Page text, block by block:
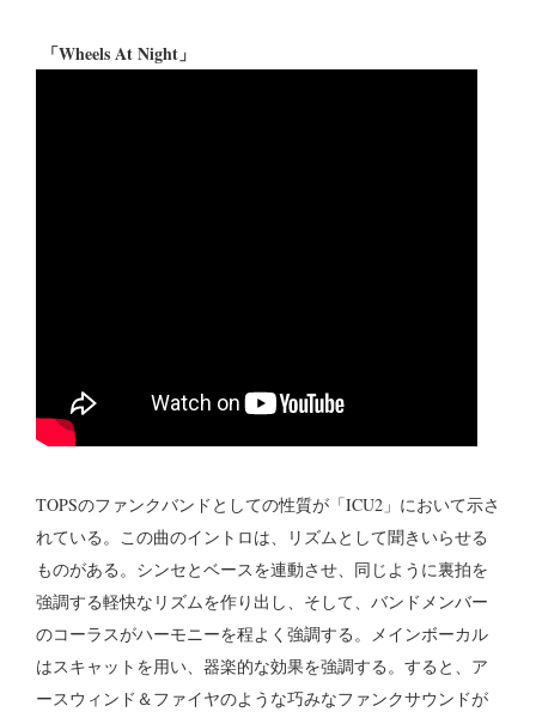
「Wheels At Night」
TOPSのファンクバンドとしての性質が「ICU2」において示さ
れている。この曲のイントロは、リズムとして聞きいらせる
ものがある。シンセとベースを連動させ、同じように裏拍を
強調する軽快なリズムを作り出し、そして、バンドメンバー
のコーラスがハーモニーを程よく強調する。メインボーカル
はスキャットを用い、器楽的な効果を強調する。すると、ア
ースウィンド＆ファイヤのような巧みなファンクサウンドが